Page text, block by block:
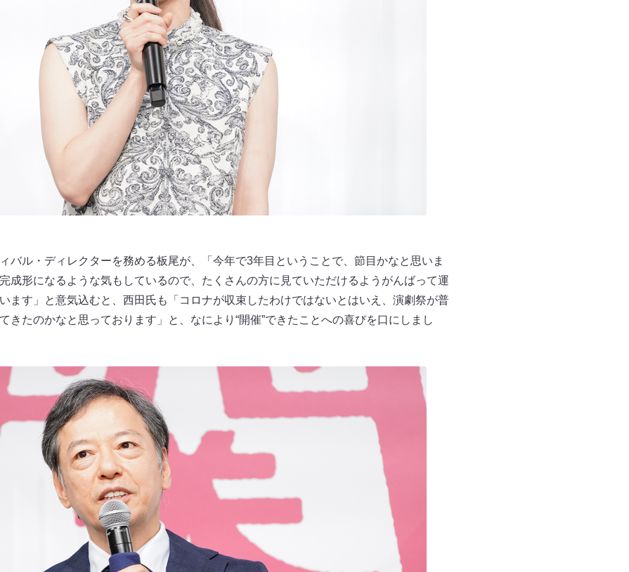
バル・ディレクターを務める板尾が、「今年で3年目ということで、節目かなと思いま
成形になるような気もしているので、たくさんの方に見ていただけるようがんばって運
ます」と意気込むと、西田氏も「コロナが収束したわけではないとはいえ、演劇祭が普
きたのかなと思っております」と、なにより“開催”できたことへの喜びを口にしまし